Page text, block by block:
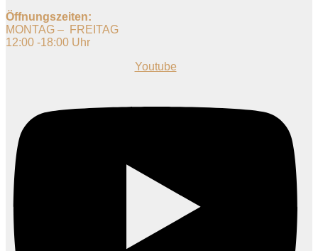
Öffnungszeiten:
MONTAG – FREITAG
12:00 -18:00 Uhr
Youtube